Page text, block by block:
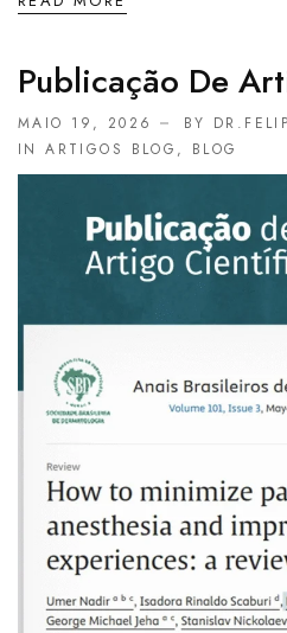
Publicação De
MAIO 19, 2026
BY
INARTIGOS BLOG , BLOG